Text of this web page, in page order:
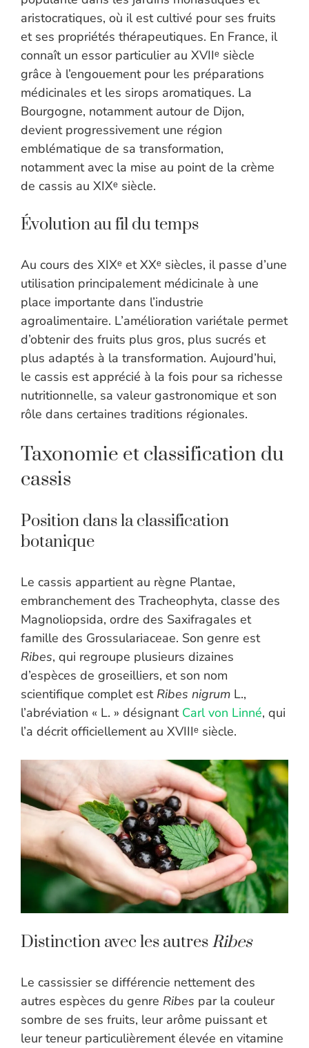
aristocratiques, où il est cultivé pour ses fruits
et ses propriétés thérapeutiques. En France, il
connaît un essor particulier au XVIIᵉ siècle
grâce à l’engouement pour les préparations
médicinales et les sirops aromatiques. La
Bourgogne, notamment autour de Dijon,
devient progressivement une région
emblématique de sa transformation,
notamment avec la mise au point de la crème
de cassis au XIXᵉ siècle.
Évolution au fil du temps
Au cours des XIXᵉ et XXᵉ siècles, il passe d’une
utilisation principalement médicinale à une
place importante dans l’industrie
agroalimentaire. L’amélioration variétale permet
d’obtenir des fruits plus gros, plus sucrés et
plus adaptés à la transformation. Aujourd’hui,
le cassis est apprécié à la fois pour sa richesse
nutritionnelle, sa valeur gastronomique et son
rôle dans certaines traditions régionales.
Taxonomie et classification du
cassis
Position dans la classification
botanique
Le cassis appartient au règne Plantae,
embranchement des Tracheophyta, classe des
Magnoliopsida, ordre des Saxifragales et
famille des Grossulariaceae. Son genre est
Ribes, qui regroupe plusieurs dizaines
d’espèces de groseilliers, et son nom
scientifique complet est Ribes nigrum L.,
l’abréviation « L. » désignant Carl von Linné, qui
l’a décrit officiellement au XVIIIᵉ siècle.
Distinction avec les autres Ribes
Le cassissier se différencie nettement des
autres espèces du genre Ribes par la couleur
sombre de ses fruits, leur arôme puissant et
leur teneur particulièrement élevée en vitamine